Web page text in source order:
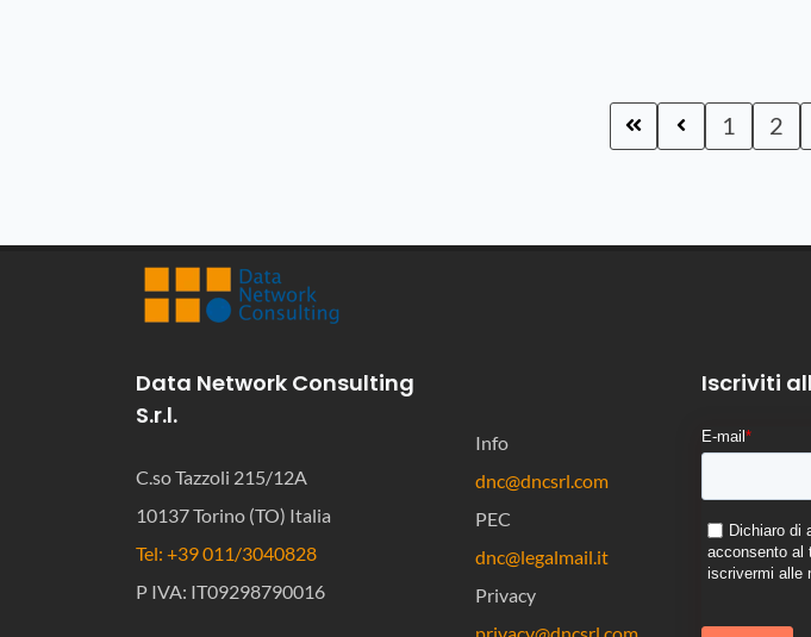
1 2
Data Network Consulting
S.r.l.
C.so Tazzoli 215/12A
10137 Torino (TO) Italia
Tel: +39 011/3040828
P IVA: IT09298790016
Info
dnc@dncsrl.com
PEC
dnc@legalmail.it
Privacy
Iscriviti
E-mail*
Dichiaro di
acconsento al
iscrivermi alle